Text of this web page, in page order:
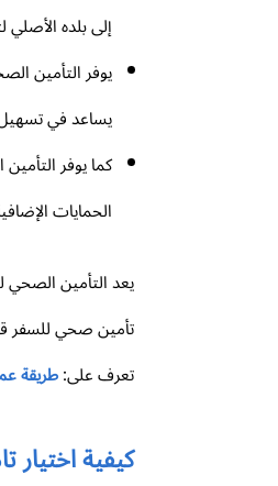
إلى بلده الأصلي
يوفر التأمين
يساعد في تسهيل
كما يوفر
الحمايات
يعد التأمين الصحي
تأمين صحي للسفر
تعرف على:طريقة
كيفية